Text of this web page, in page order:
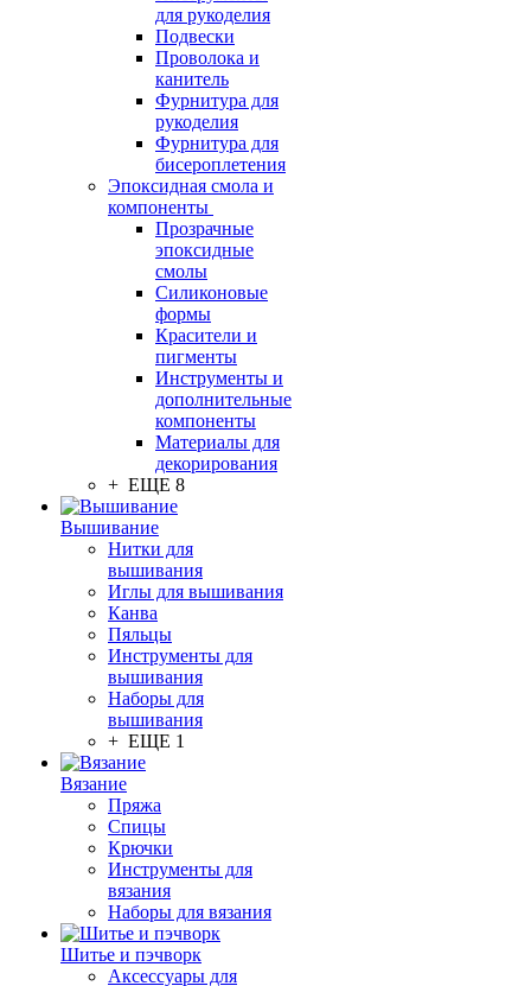
для рукоделия
Подвески
Проволока и
канитель
Фурнитура для
рукоделия
Фурнитура для
бисероплетения
Эпоксидная смола и
компоненты
Прозрачные
эпоксидные
смолы
Силиконовые
формы
Красители и
пигменты
Инструменты и
дополнительные
компоненты
Материалы для
декорирования
+ ЕЩЕ 8
Вышивание
Нитки для
вышивания
Иглы для вышивания
Канва
Пяльцы
Инструменты для
вышивания
Наборы для
вышивания
+ ЕЩЕ 1
Вязание
Пряжа
Спицы
Крючки
Инструменты для
вязания
Наборы для вязания
Шитье и пэчворк
Аксессуары для